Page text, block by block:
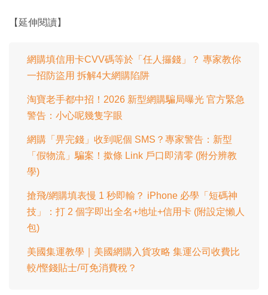
【延伸閱讀】
網購填信用卡CVV碼等於「任人攞錢」？ 專家教你
一招防盜用 拆解4大網購陷阱
淘寶老手都中招！2026 新型網購騙局曝光 官方緊急
警告：小心呢幾隻字眼
網購「畀完錢」收到呢個 SMS？專家警告：新型
「假物流」騙案！撳條 Link 戶口即清零 (附分辨教
學)
搶飛/網購填表慢 1 秒即輸？ iPhone 必學「短碼神
技」：打 2 個字即出全名+地址+信用卡 (附設定懶人
包)
美國集運教學｜美國網購入貨攻略 集運公司收費比
較/慳錢貼士/可免消費稅？